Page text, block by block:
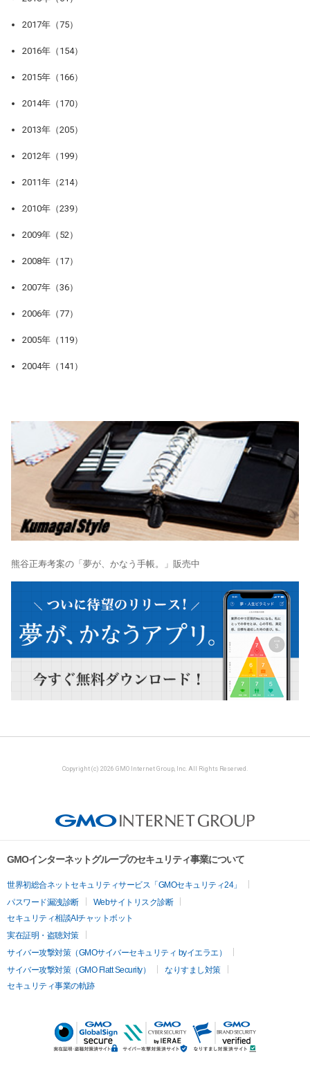
2017年（75）
2016年（154）
2015年（166）
2014年（170）
2013年（205）
2012年（199）
2011年（214）
2010年（239）
2009年（52）
2008年（17）
2007年（36）
2006年（77）
2005年（119）
2004年（141）
熊谷正寿考案の「夢が、かなう手帳。」販売中
Copyright (c) 2026 GMO Internet Group, Inc. All Rights Reserved.
GMOインターネットグループのセキュリティ事業について
世界初総合ネットセキュリティサービス「GMOセキュリティ24」
パスワード漏洩診断
Webサイトリスク診断
セキュリティ相談AIチャットボット
実在証明・盗聴対策
サイバー攻撃対策（GMOサイバーセキュリティ byイエラエ）
サイバー攻撃対策（GMO Flatt Security）
なりすまし対策
セキュリティ事業の軌跡